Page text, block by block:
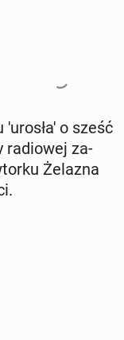
o sześć
ra­dio­wej za­
Żelazna